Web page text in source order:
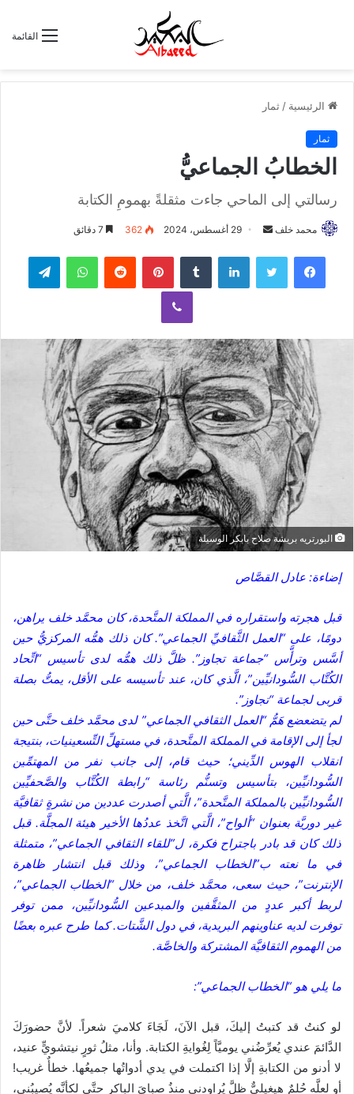
القائمة
الرئيسية / ثمار
ثمار
الخطابُ الجماعيُّ
رسالتي إلى الماحي جاءت مثقلةً بهمومِ الكتابة
محمد خلف
ل
ي
د
ا
إ
ل
ك
ت
ر
ن
ي
ا
29 أغسطس، 2024 362
لينكدإن بينتيريست واتساب
ڤايبر
البورتريه بريشة صلاح بابكر الوسيلة
إضاءة: عادل القصَّاص
قبل هجرته واستقراره في المملكة المتَّحدة، كان محمَّد خلف يراهن،
دومًا، على “العمل الثَّقافيِّ الجماعي”. كان ذلك همُّه المركزيُّ حين
أسَّس وترأَّس “جماعة تجاوز”. ظلَّ ذلك همُّه لدى تأسيس “اتِّحاد
الكُتَّاب السُّودانيِّين”، الَّذي كان، عند تأسيسه على الأقل، يمتُّ بصلة
قربى لجماعة “تجاوز”.
لم يتضعضع هَمُّ “العمل الثقافي الجماعي” لدى محمَّد خلف حتَّى حين
لجأ إلى الإقامة في المملكة المتَّحدة، في مستهلِّ التِّسعينيات، بنتيجة
انقلاب الهوس الدِّيني؛ حيث قام، إلى جانب نفر من المهتمِّين
السُّودانيِّين، بتأسيس وتسنُّم رئاسة “رابطة الكُتَّاب والصَّحفيِّين
السُّودانيِّين بالمملكة المتَّحدة”، الَّتي أصدرت عددين من نشرةٍ ثقافيَّة
غير دوريَّة بعنوان “ألواح”، الَّتي اتَّخذ عددُها الأخير هيئة المجلَّة. قبل
ذلك كان قد بادر باجتراح فكرة، ل”للقاء الثقافي الجماعي”، متمثلة
في ما نعته ب”الخطاب الجماعي”، وذلك قبل انتشار ظاهرة
الإنترنت”، حيث سعى، محمَّد خلف، من خلال “الخطاب الجماعي”،
لربط أكبر عددٍ من المثقَّفين والمبدعين السُّودانيِّين، ممن توفر
توفرت لديه عناوينهم البريدية، في دول الشَّتات. كما طرح عبره بعضًا
من الهموم الثقافيَّة المشتركة والخاصَّة.
ما يلي هو “الخطاب الجماعي”:
لو كنتُ قد كتبتُ إليكَ، قبل الآنَ، لَجَاءَ كلاميَ شعراً. لأنَّ حضورَكَ
الدَّائمَ عندي يُعرِّضُني يوميَّاً لِغُوايةِ الكتابة. وأنا، مثلُ ثورٍ نيتشويٍّ عنيد،
لا أدنو من الكتابةِ إلَّا إذا اكتملت في يدي أدواتُها جميعُها. خطأٌ غريب!
أو لعلَّه حُلمٌ هيغيليٌّ ظلَّ يُراودني منذُ صبايَ الباكر حتَّى لكأنَّه يُصيبُني،